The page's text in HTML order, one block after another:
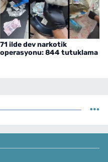
71 ilde dev narkotik
operasyonu: 844 tutuklama